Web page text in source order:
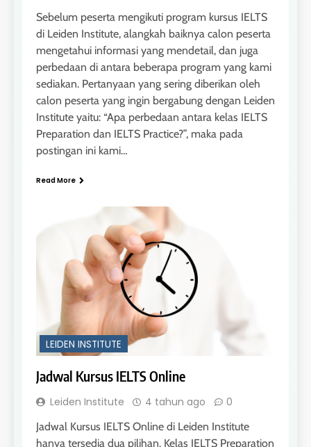
Sebelum peserta mengikuti program kursus IELTS
di Leiden Institute, alangkah baiknya calon peserta
mengetahui informasi yang mendetail, dan juga
perbedaan di antara beberapa program yang kami
sediakan. Pertanyaan yang sering diberikan oleh
calon peserta yang ingin bergabung dengan Leiden
Institute yaitu: “Apa perbedaan antara kelas IELTS
Preparation dan IELTS Practice?”, maka pada
postingan ini kami…
Read More
LEIDEN INSTITUTE
Jadwal Kursus IELTS Online
Leiden Institute 4 tahun ago 0
Jadwal Kursus IELTS Online di Leiden Institute
hanya tersedia dua pilihan. Kelas IELTS Preparation